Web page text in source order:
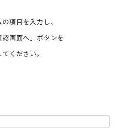
項目を入力し、
画面へ」ボタンを
ください。